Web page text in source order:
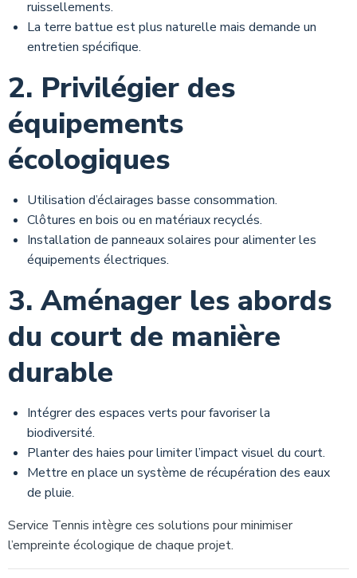
ruissellements.
La terre battue est plus naturelle mais demande un
entretien spécifique.
2. Privilégier des
équipements
écologiques
Utilisation d’éclairages basse consommation.
Clôtures en bois ou en matériaux recyclés.
Installation de panneaux solaires pour alimenter les
équipements électriques.
3. Aménager les abords
du court de manière
durable
Intégrer des espaces verts pour favoriser la
biodiversité.
Planter des haies pour limiter l’impact visuel du court.
Mettre en place un système de récupération des eaux
de pluie.
Service Tennis intègre ces solutions pour minimiser
l’empreinte écologique de chaque projet.